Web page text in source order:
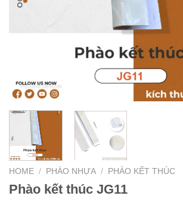
HOME / PHÀO NHỰA / PHÀO KẾT THÚC
Phào kết thúc JG11